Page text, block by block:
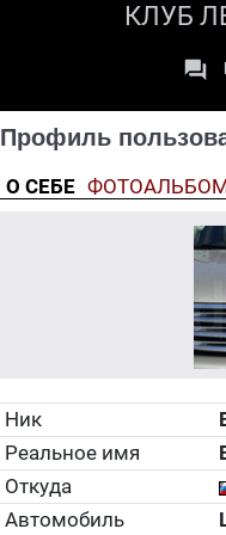
КЛУБ

Профиль
О СЕБЕ
Ник
Реальное имя
Откуда
Автомобиль